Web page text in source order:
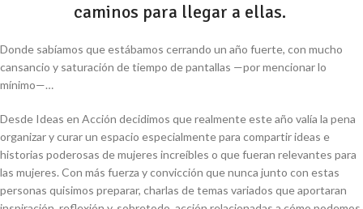
caminos para llegar a ellas.
Donde sabíamos que estábamos cerrando un año fuerte, con mucho
cansancio y saturación de tiempo de pantallas —por mencionar lo
mínimo—…
Desde Ideas en Acción decidimos que realmente este año valía la pena
organizar y curar un espacio especialmente para compartir ideas e
historias poderosas de mujeres increíbles o que fueran relevantes para
las mujeres. Con más fuerza y convicción que nunca junto con estas
personas quisimos preparar, charlas de temas variados que aportaran